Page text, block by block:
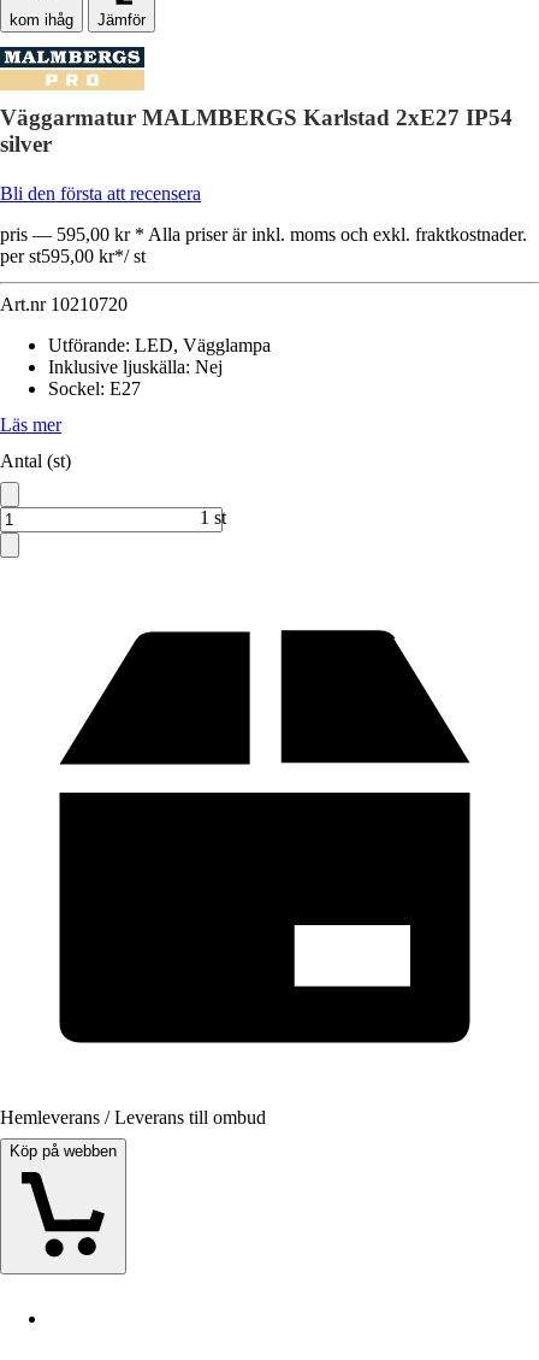
Jämför
Väggarmatur MALMBERGS Karlstad 2xE27 IP54
silver
Bli den första att recensera
pris — 595,00 kr * Alla priser är inkl. moms och exkl. fraktkostnader.
per st595,00 kr*/ st
Art.nr 10210720
Utförande: LED, Vägglampa
Inklusive ljuskälla: Nej
Sockel: E27
Läs mer
Antal (st)
1 st
Hemleverans / Leverans till ombud
Köp på webben